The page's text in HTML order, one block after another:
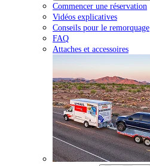
Commencer une réservation
Vidéos explicatives
Conseils pour le remorquage
FAQ
Attaches et accessoires